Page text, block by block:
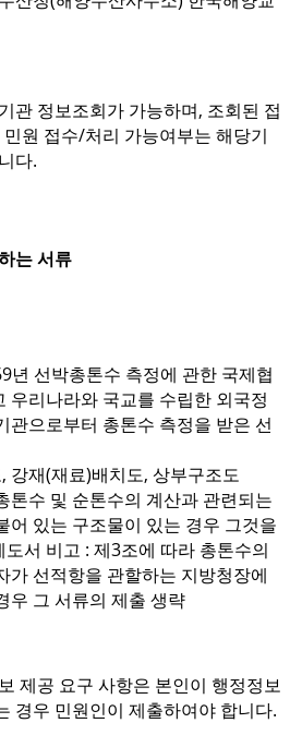
관 정보조회가 가능하며, 조회된 접
원 접수/처리 가능여부는 해당기
다.
는 서류
년 선박총톤수 측정에 관한 국제협
우리나라와 국교를 수립한 외국정
관으로부터 총톤수 측정을 받은 선
강재(재료)배치도, 상부구조도
톤수 및 순톤수의 계산과 관련되는
어 있는 구조물이 있는 경우 그것을
서 비고 : 제3조에 따라 총톤수의
가 선적항을 관할하는 지방청장에
우 그 서류의 제출 생략
제공 요구 사항은 본인이 행정정보
경우 민원인이 제출하여야 합니다.